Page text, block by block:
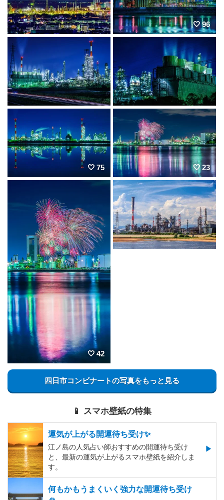
96
75 23
42
四日市コンビナートの写真をもっと見る
📱 スマホ壁紙の特集
運気が上がる開運待ち受け✨
江ノ島の人気占い師おすすめの開運待ち受け
と、最新の運気が上がるスマホ壁紙を紹介しま
す。
何もかもうまくいく強力な開運待ち受け